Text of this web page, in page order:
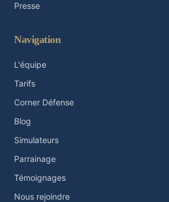
Presse
Navigation
L'équipe
Tarifs
Corner Défense
Blog
Simulateurs
Parrainage
Témoignages
Nous rejoindre